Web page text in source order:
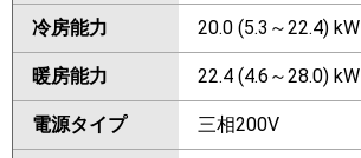
冷房能力 20.0 (5.3～22.4) kW
暖房能力 22.4 (4.6～28.0) kW
電源タイプ 三相200V